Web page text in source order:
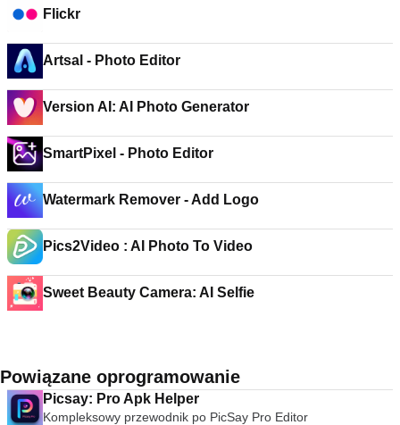
Flickr
Artsal - Photo Editor
Version AI: AI Photo Generator
SmartPixel - Photo Editor
Watermark Remover - Add Logo
Pics2Video : AI Photo To Video
Sweet Beauty Camera: AI Selfie
Powiązane oprogramowanie
Picsay: Pro Apk Helper
Kompleksowy przewodnik po PicSay Pro Editor